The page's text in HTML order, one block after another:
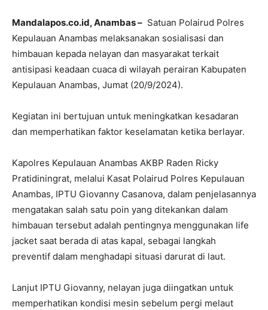
Mandalapos.co.id, Anambas – Satuan Polairud Polres
Kepulauan Anambas melaksanakan sosialisasi dan
himbauan kepada nelayan dan masyarakat terkait
antisipasi keadaan cuaca di wilayah perairan Kabupaten
Kepulauan Anambas, Jumat (20/9/2024).
Kegiatan ini bertujuan untuk meningkatkan kesadaran
dan memperhatikan faktor keselamatan ketika berlayar.
Kapolres Kepulauan Anambas АКВР Raden Ricky
Pratidiningrat, melalui Kasat Polairud Polres Kepulauan
Anambas, IPTU Giovanny Casanova, dalam penjelasannya
mengatakan salah satu poin yang ditekankan dalam
himbauan tersebut adalah pentingnya menggunakan life
jacket saat berada di atas kapal, sebagai langkah
preventif dalam menghadapi situasi darurat di laut.
Lanjut IPTU Giovanny, nelayan juga diingatkan untuk
memperhatikan kondisi mesin sebelum pergi melaut